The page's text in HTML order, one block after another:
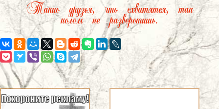
Такие друзья, что схватятся, так
колом не разворотишь.